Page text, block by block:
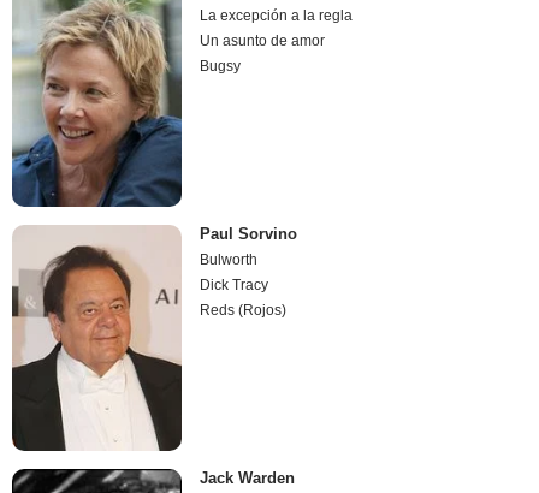
La excepción a la regla
Un asunto de amor
Bugsy
Paul Sorvino
Bulworth
Dick Tracy
Reds (Rojos)
Jack Warden